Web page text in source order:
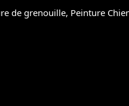
de grenouille, Peinture